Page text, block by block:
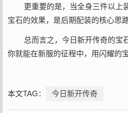
更重要的是，当全身三件以上
宝石的效果，是后期配装的核心思路
总而言之，今日新开传奇的宝
你就能在新服的征程中，用闪耀的
本文TAG： 今日新开传奇